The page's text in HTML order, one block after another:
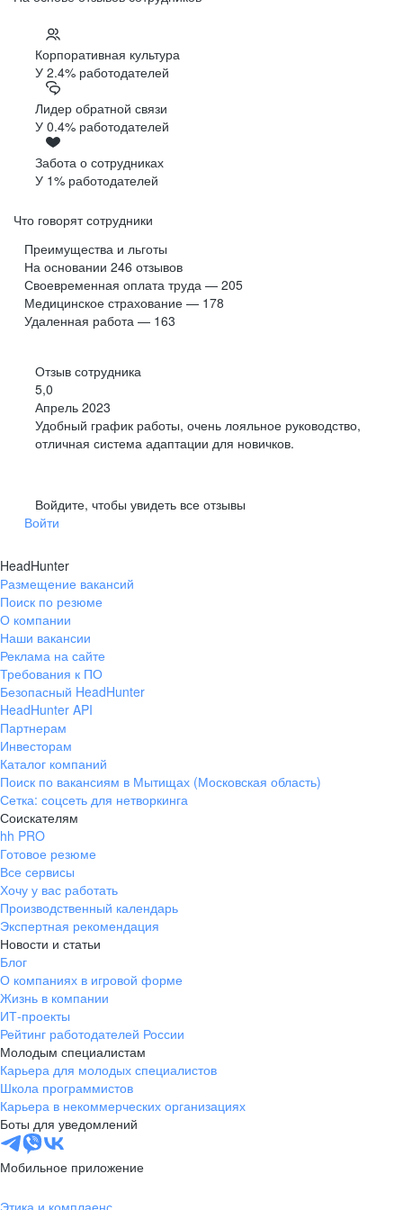
Корпоративная культура
У 2.4% работодателей
Лидер обратной связи
У 0.4% работодателей
Забота о сотрудниках
У 1% работодателей
Что говорят сотрудники
Преимущества и льготы
На основании 246 отзывов
Своевременная оплата труда — 205
Медицинское страхование — 178
Удаленная работа — 163
Отзыв сотрудника
5,0
Апрель 2023
Удобный график работы, очень лояльное руководство,
отличная система адаптации для новичков.
Войдите, чтобы увидеть все отзывы
Войти
HeadHunter
Размещение вакансий
Поиск по резюме
О компании
Наши вакансии
Реклама на сайте
Требования к ПО
Безопасный HeadHunter
HeadHunter API
Партнерам
Инвесторам
Каталог компаний
Поиск по вакансиям в Мытищах (Московская область)
Сетка: соцсеть для нетворкинга
Соискателям
hh PRO
Готовое резюме
Все сервисы
Хочу у вас работать
Производственный календарь
Экспертная рекомендация
Новости и статьи
Блог
О компаниях в игровой форме
Жизнь в компании
ИТ-проекты
Рейтинг работодателей России
Молодым специалистам
Карьера для молодых специалистов
Школа программистов
Карьера в некоммерческих организациях
Боты для уведомлений
Мобильное приложение